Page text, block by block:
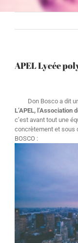
APEL Lycée
Don Bosco a dit
L’APEL, l’Association
c’est avant tout une
concrètement et sous
BOSCO :